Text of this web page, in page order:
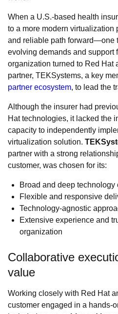
When a U.S.-based health
to a more modern virtualization
and reliable path forward—one
evolving demands and support
organization turned to Red Hat
partner, TEKSystems, a key
partner ecosystem, to lead the
Although the insurer had
Hat technologies, it lacked the
capacity to independently
virtualization solution.
partner with a strong
customer, was chosen for its:
Broad and deep technology
Flexible and responsive
Technology-agnostic
Extensive experience and
organization
Collaborative
value
Working closely with Red Hat
customer engaged in a hands-